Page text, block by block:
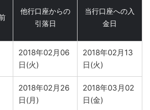
他行口座からの
引落日
当行口座への入
金日
2018年02月06
日(火)
2018年02月13
日(火)
2018年02月26
日(月)
2018年03月02
日(金)